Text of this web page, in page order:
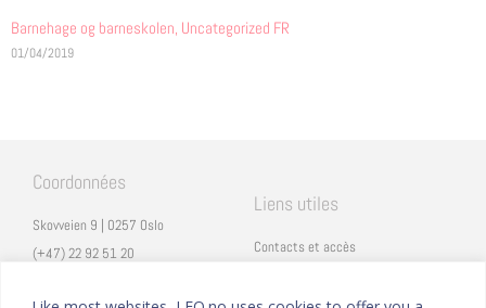
Barnehage og barneskolen, Uncategorized FR
01/04/2019
Coordonnées
Skovveien 9 | 0257 Oslo
(+47) 22 92 51 20
Liens utiles
Contacts et accès
Mentions légales